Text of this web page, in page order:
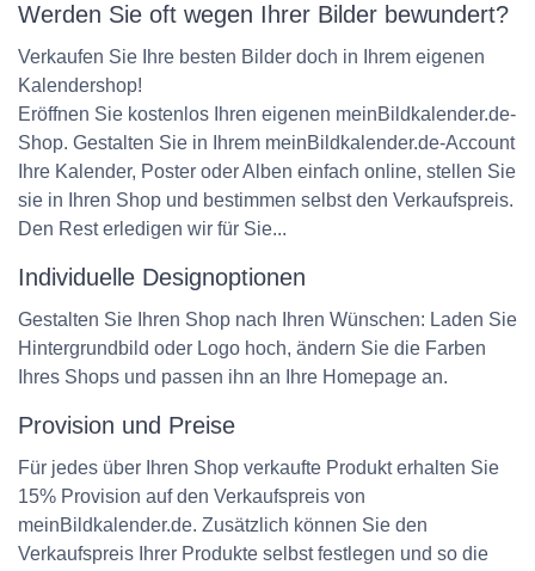
Werden Sie oft wegen Ihrer Bilder bewundert?
Verkaufen Sie Ihre besten Bilder doch in Ihrem eigenen
Kalendershop!
Eröffnen Sie kostenlos Ihren eigenen meinBildkalender.de-
Shop. Gestalten Sie in Ihrem meinBildkalender.de-Account
Ihre Kalender, Poster oder Alben einfach online, stellen Sie
sie in Ihren Shop und bestimmen selbst den Verkaufspreis.
Den Rest erledigen wir für Sie...
Individuelle Designoptionen
Gestalten Sie Ihren Shop nach Ihren Wünschen: Laden Sie
Hintergrundbild oder Logo hoch, ändern Sie die Farben
Ihres Shops und passen ihn an Ihre Homepage an.
Provision und Preise
Für jedes über Ihren Shop verkaufte Produkt erhalten Sie
15% Provision auf den Verkaufspreis von
meinBildkalender.de. Zusätzlich können Sie den
Verkaufspreis Ihrer Produkte selbst festlegen und so die